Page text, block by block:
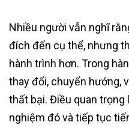
Nhiều người vẫn nghĩ
đích đến cụ thể, nhưng
hành trình hơn. Trong
thay đổi, chuyển hướng,
thất bại. Điều quan
nghiệm đó và tiếp tục